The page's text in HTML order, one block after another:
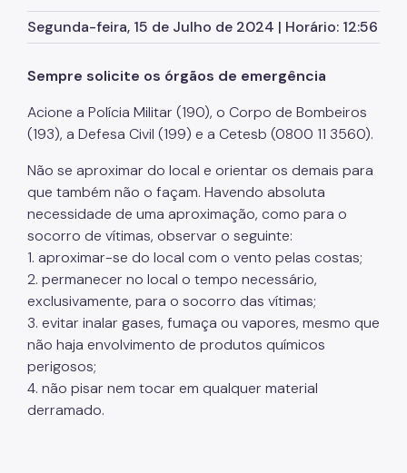
Links
Legislação
Decreto
Portarias
Segunda-feira, 15 de Julho de 2024 | Horário: 12:56
Sempre solicite os órgãos de emergência
Acione a Polícia Militar (190), o Corpo de Bombeiros
(193), a Defesa Civil (199) e a Cetesb (0800 11 3560).
Não se aproximar do local e orientar os demais para
que também não o façam. Havendo absoluta
necessidade de uma aproximação, como para o
socorro de vítimas, observar o seguinte:
1. aproximar-se do local com o vento pelas costas;
2. permanecer no local o tempo necessário,
exclusivamente, para o socorro das vítimas;
3. evitar inalar gases, fumaça ou vapores, mesmo que
não haja envolvimento de produtos químicos
perigosos;
4. não pisar nem tocar em qualquer material
derramado.